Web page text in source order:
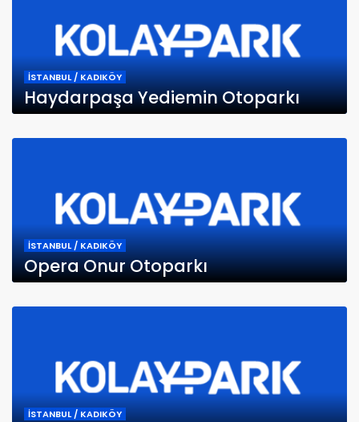
İSTANBUL / KADIKÖY
Haydarpaşa Yediemin Otoparkı
İSTANBUL / KADIKÖY
Opera Onur Otoparkı
İSTANBUL / KADIKÖY